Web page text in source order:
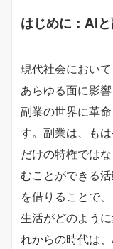
はじめに：AI
現代社会におい
あらゆる面に影
副業の世界に革
す。副業は、も
だけの特権では
むことができる
を借りることで
生活がどのよう
れからの時代は